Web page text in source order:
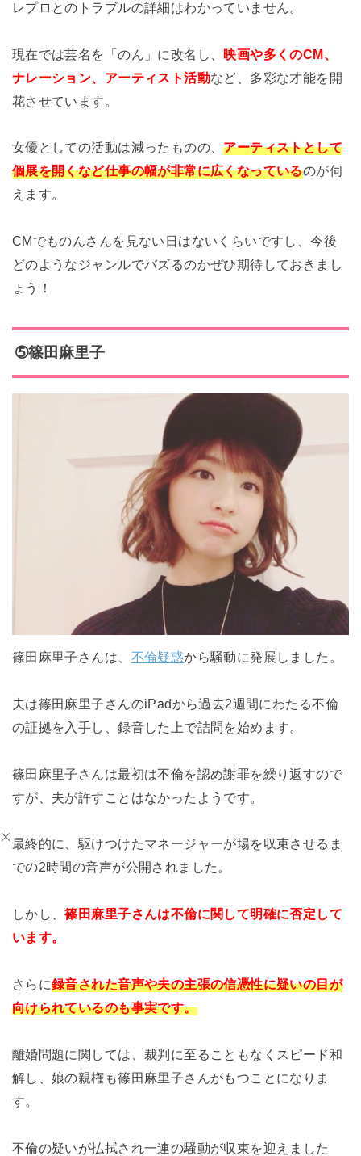
レプロとのトラブルの詳細はわかっていません。
現在では芸名を「のん」に改名し、映画や多くのCM、
ナレーション、アーティスト活動など、多彩な才能を開
花させています。
女優としての活動は減ったものの、アーティストとして
個展を開くなど仕事の幅が非常に広くなっているのが伺
えます。
CMでものんさんを見ない日はないくらいですし、今後
どのようなジャンルでバズるのかぜひ期待しておきまし
ょう！
➄篠田麻里子
篠田麻里子さんは、 不倫疑惑から騒動に発展しました。
夫は篠田麻里子さんのiPadから過去2週間にわたる不倫
の証拠を入手し、録音した上で詰問を始めます。
篠田麻里子さんは最初は不倫を認め謝罪を繰り返すので
すが、夫が許すことはなかったようです。
最終的に、駆けつけたマネージャーが場を収束させるま
での2時間の音声が公開されました。
しかし、篠田麻里子さんは不倫に関して明確に否定して
います。
さらに録音された音声や夫の主張の信憑性に疑いの目が
向けられているのも事実です。
離婚問題に関しては、裁判に至ることもなくスピード和
解し、娘の親権も篠田麻里子さんがもつことになりま
す。
不倫の疑いが払拭され一連の騒動が収束を迎えました